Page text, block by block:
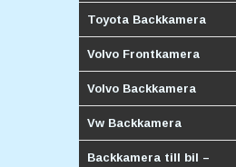
Toyota Backkamera
Volvo Frontkamera
Volvo Backkamera
Vw Backkamera
Backkamera till bil –